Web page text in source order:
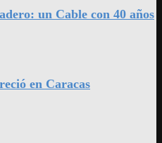
un Cable con 40 años
en Caracas